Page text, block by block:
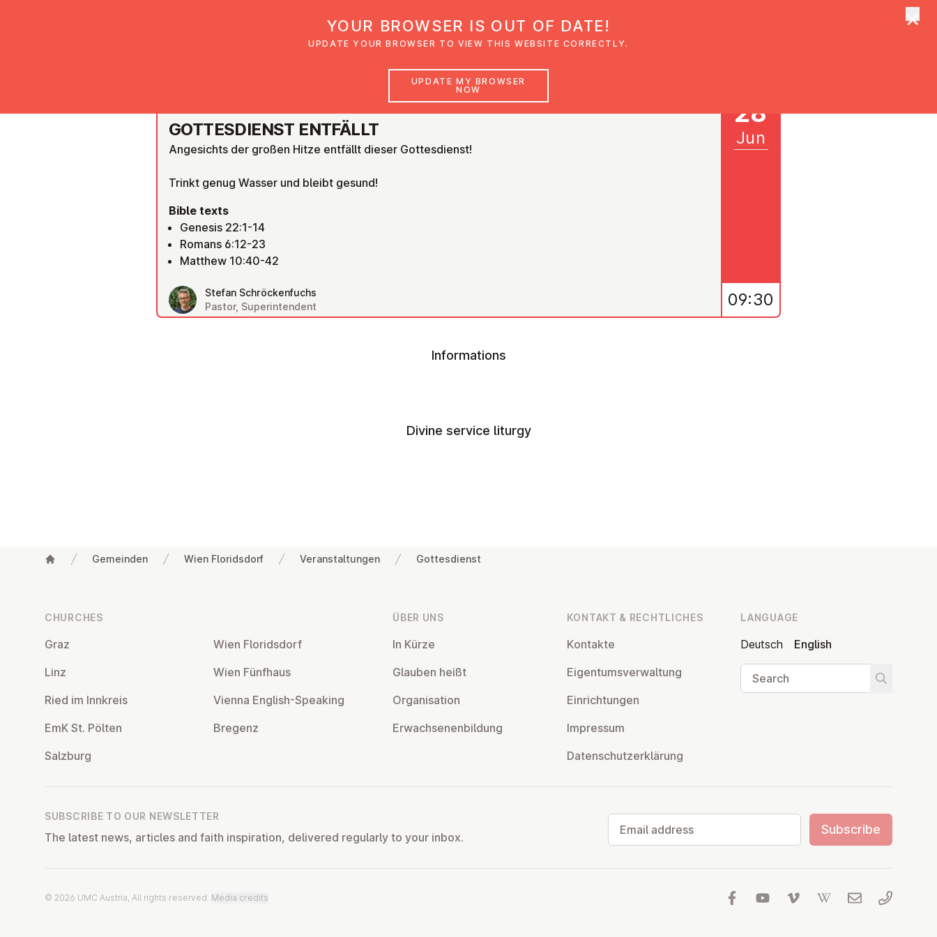
Gemeinden Glaubensimpulse News Veranstaltungen
GOTTES­DI­ENST ENTFÄLLT
Angesichts der großen Hitze entfällt dieser Gottesdienst!
Trinkt genug Wasser und bleibt gesund!
Bible texts
Genesis 22:1-14
Romans 6:12-23
Matthew 10:40-42
Stefan Schröckenfuchs
Pastor, Superintendent
28
Jun
09:30
Informations
Divine service liturgy
Gemeinden Wien Floridsdorf Veranstaltungen Gottesdienst
CHURCHES
Graz
Linz
Ried im Innkreis
EmK St. Pölten
Salzburg
Wien Flor­idsdorf
Wien Fünfhaus
Vienna English-Speaking
Bregenz
ÜBER UNS
In Kürze
Glauben heißt
Or­gan­isa­tion
Er­wach­sen­en­bildung
KONTAKT & RECHT­LICHES
Kontakte
Ei­gentums­ver­wal­tung
Ein­rich­tun­gen
Impressum
Datens­chutzerklärung
LANGUAGE
Deutsch
English
Search
Start
SUBSCRIBE TO OUR NEWSLETTER
The latest news, articles and faith inspiration, delivered regularly to your inbox.
Subscribe
© 2026 UMC Austria, All rights reserved. Media credits
YOUR BROWSER IS OUT OF DATE!
UPDATE YOUR BROWSER TO VIEW THIS WEBSITE CORRECTLY.
UPDATE MY BROWSER
NOW
×